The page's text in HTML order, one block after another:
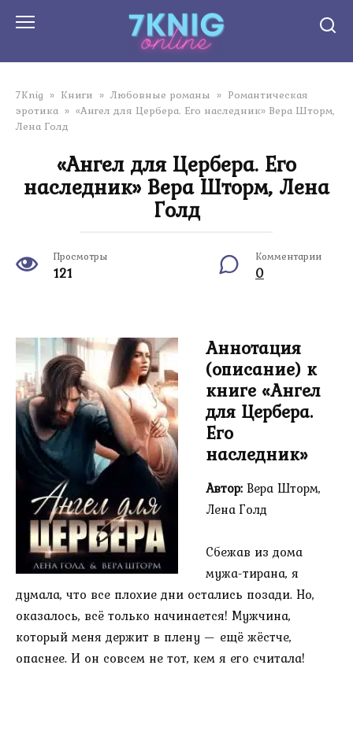
7Knig » Книги » Любовные романы » Романтическая
эротика » «Ангел для Цербера. Его наследник» Вера Шторм,
Лена Голд
«Ангел для Цербера. Его
наследник» Вера Шторм, Лена
Голд
Просмотры
121
Комментарии
0
Аннотация
(описание) к
книге «Ангел
для Цербера.
Его
наследник»
Автор:Вера Шторм,
Лена Голд
Сбежав из дома
мужа-тирана, я
думала, что все плохие дни остались позади. Но,
оказалось, всё только начинается! Мужчина,
который меня держит в плену — ещё жёстче,
опаснее. И он совсем не тот, кем я его считала!